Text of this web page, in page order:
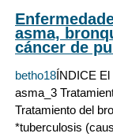
asma,
cáncer de
betho18ÍNDICE
asma_3
Tratamiento del
*tuberculosis